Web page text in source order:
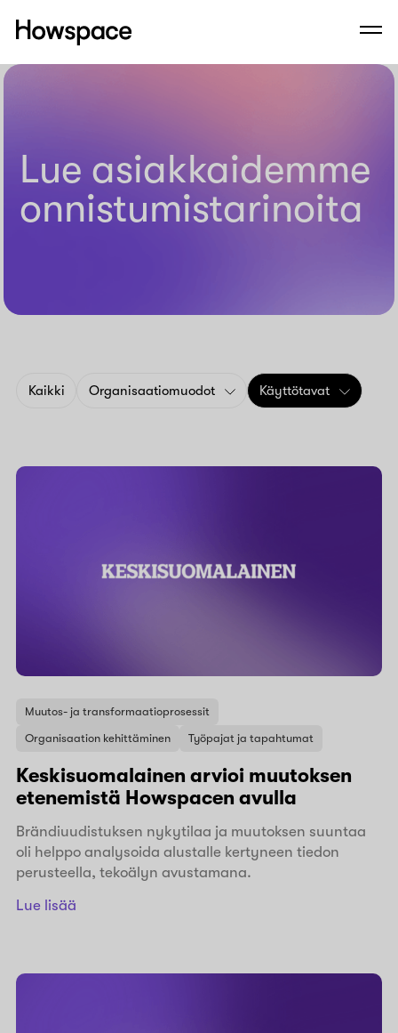
Siirry
Howspace
Lue asiakkaidemme
onnistumis­tarinoita
Kaikki Organisaatiomuodot Käyttötavat
Muutos- ja transformaatioprosessit
Organisaation kehittäminen
Työpajat ja tapahtumat
Keskisuomalainen arvioi muutoksen
etenemistä Howspacen avulla
Brändiuudistuksen nykytilaa ja muutoksen suuntaa
oli helppo analysoida alustalle kertyneen tiedon
perusteella, tekoälyn avustamana.
Lue lisää